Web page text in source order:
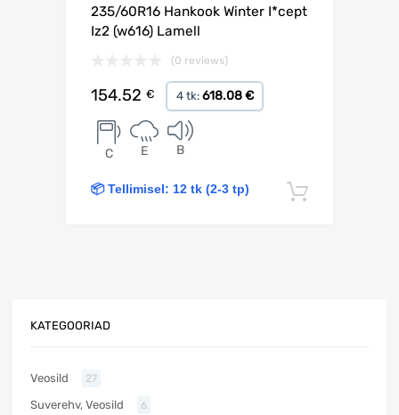
235/60R16 Hankook Winter I*cept
Iz2 (w616) Lamell
(0 reviews)
154.52 € 4 tk: 618.08 €
C E B
📦 Tellimisel: 12 tk (2-3 tp)
KATEGOORIAD
Veosild 27
Suverehv, Veosild 6